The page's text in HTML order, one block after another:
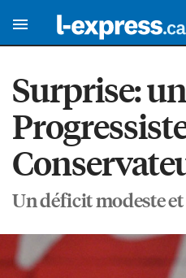
Surprise:
Un déficit modeste